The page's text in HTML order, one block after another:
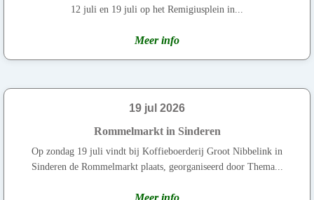
12 juli en 19 juli op het Remigiusplein in...
Meer info
19 jul 2026
Rommelmarkt in Sinderen
Op zondag 19 juli vindt bij Koffieboerderij Groot Nibbelink in
Sinderen de Rommelmarkt plaats, georganiseerd door Thema...
Meer info